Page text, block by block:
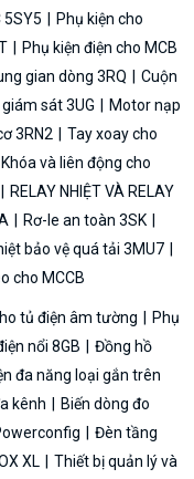
5SY5
Phụ kiện cho
Phụ kiện điện cho MCB
gian dòng 3RQ
Cuộn
giám sát 3UG
Motor nạp
3RN2
Tay xoay cho
Khóa và liên động cho
RELAY NHIỆT VÀ RELAY
Rơ-le an toàn 3SK
bảo vệ quá tải 3MU7
cho MCCB
tủ điện âm tường
Phụ
nổi 8GB
Đồng hồ
đa năng loại gắn trên
kênh
Biến dòng đo
Đèn tầng
XL
Thiết bị quản lý và